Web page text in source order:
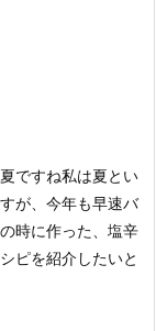
ですね私は夏とい
が、今年も早速バ
時に作った、塩辛
ピを紹介したいと